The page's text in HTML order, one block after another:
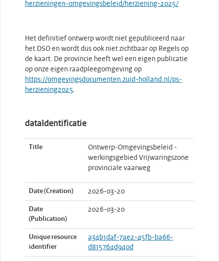
herzieningen-omgevingsbeleid/herziening-2025/
Het definitief ontwerp wordt niet gepubliceerd naar
het DSO en wordt dus ook niet zichtbaar op Regels op
de kaart. De provincie heeft wel een eigen publicatie
op onze eigen raadpleegomgeving op
https://omgevingsdocumenten.zuid-holland.nl/ps-
herziening2025.
dataIdentificatie
Title
Ontwerp-Omgevingsbeleid -
werkingsgebied Vrijwaringszone
provinciale vaarweg
Date (Creation) 2026-03-20
Date
(Publication)
2026-03-20
Unique resource
identifier
a34b1daf-7ae2-45fb-ba66-
d815764d940d